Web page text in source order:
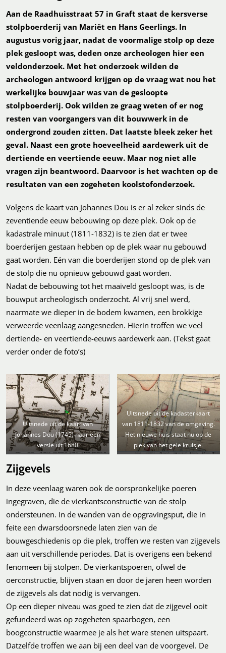
Aan de Raadhuisstraat 57 in Graft staat de kersverse
stolpboerderij van Mariët en Hans Geerlings. In
augustus vorig jaar, nadat de voormalige stolp op deze
plek gesloopt was, deden onze archeologen hier een
veldonderzoek. Met het onderzoek wilden de
archeologen antwoord krijgen op de vraag wat nou het
werkelijke bouwjaar was van de gesloopte
stolpboerderij. Ook wilden ze graag weten of er nog
resten van voorgangers van dit bouwwerk in de
ondergrond zouden zitten. Dat laatste bleek zeker het
geval. Naast een grote hoeveelheid aardewerk uit de
dertiende en veertiende eeuw. Maar nog niet alle
vragen zijn beantwoord. Daarvoor is het wachten op de
resultaten van een zogeheten koolstofonderzoek.
Volgens de kaart van Johannes Dou is er al zeker sinds de
zeventiende eeuw bebouwing op deze plek. Ook op de
kadastrale minuut (1811-1832) is te zien dat er twee
boerderijen gestaan hebben op de plek waar nu gebouwd
gaat worden. Eén van die boerderijen stond op de plek van
de stolp die nu opnieuw gebouwd gaat worden.
Nadat de bebouwing tot het maaiveld gesloopt was, is de
bouwput archeologisch onderzocht. Al vrij snel werd,
naarmate we dieper in de bodem kwamen, een brokkige
verweerde veenlaag aangesneden. Hierin troffen we veel
dertiende- en veertiende-eeuws aardewerk aan. (Tekst gaat
verder onder de foto’s)
Uitsnede uit de kaart van
Johannes Dou (1745) naar een
versie uit 1680
Uitsnede uit de kadasterkaart
van 1811-1832 van de omgeving.
Het nieuwe huis staat nu op de
plek van het gele kruisje.
Zijgevels
In deze veenlaag waren ook de oorspronkelijke poeren
ingegraven, die de vierkantsconstructie van de stolp
ondersteunen. In de wanden van de opgravingsput, die in
feite een dwarsdoorsnede laten zien van de
bouwgeschiedenis op die plek, troffen we resten van zijgevels
aan uit verschillende periodes. Dat is overigens een bekend
fenomeen bij stolpen. De vierkantspoeren, ofwel de
oerconstructie, blijven staan en door de jaren heen worden
de zijgevels als dat nodig is vervangen.
Op een dieper niveau was goed te zien dat de zijgevel ooit
gefundeerd was op zogeheten spaarbogen, een
boogconstructie waarmee je als het ware stenen uitspaart.
Datzelfde troffen we aan bij een deel van de voorgevel. De